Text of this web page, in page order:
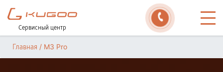
Сервисный центр
Главная / M3 Pro